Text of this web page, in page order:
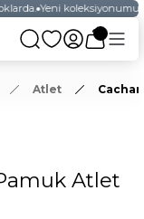
Yeni
Atlet
Atlet